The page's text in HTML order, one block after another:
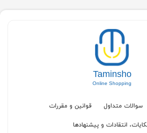
پوشینه شورتی بزرگسال برای افرادی که تحرک
Taminsho